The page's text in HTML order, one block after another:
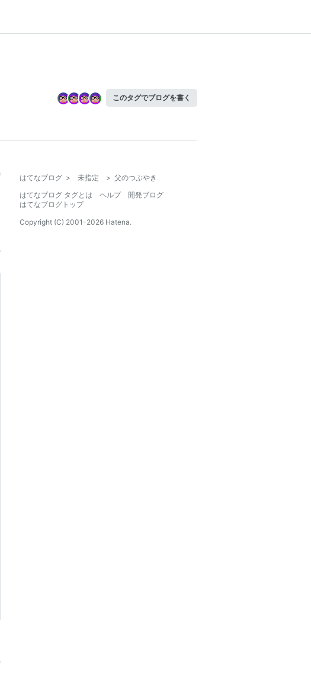
このタグでブログを書く
はてなブログ > 未指定 > 父のつぶやき
はてなブログ タグとは
ヘルプ
開発ブログ
はてなブログトップ
Copyright (C) 2001-2026 Hatena.